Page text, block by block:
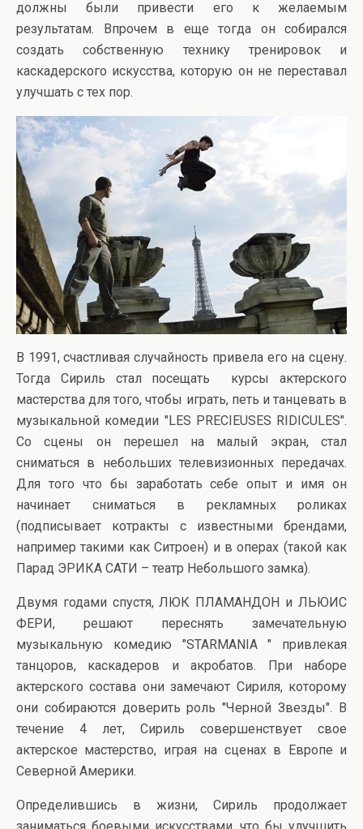
должны были привести его к желаемым
результатам. Впрочем в еще тогда он собирался
создать собственную технику тренировок и
каскадерского искусства, которую он не переставал
улучшать с тех пор.
В 1991, счастливая случайность привела его на сцену.
Тогда Сириль стал посещать курсы актерского
мастерства для того, чтобы играть, петь и танцевать в
музыкальной комедии "LES PRECIEUSES RIDICULES".
Со сцены он перешел на малый экран, стал
сниматься в небольших телевизионных передачах.
Для того что бы заработать себе опыт и имя он
начинает сниматься в рекламных роликах
(подписывает котракты с известными брендами,
например такими как Ситроен) и в операх (такой как
Парад ЭРИКА САТИ – театр Небольшого замка).
Двумя годами спустя, ЛЮК ПЛАМАНДОН и ЛЬЮИС
ФЕРИ, решают переснять замечательную
музыкальную комедию "STARMANIA " привлекая
танцоров, каскадеров и акробатов. При наборе
актерского состава они замечают Сириля, которому
они собираются доверить роль "Черной Звезды". В
течение 4 лет, Сириль совершенствует свое
актерское мастерство, играя на сценах в Европе и
Северной Америки.
Определившись в жизни, Сириль продолжает